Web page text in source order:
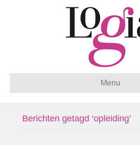
Menu
Berichten getagd ‘opleiding’